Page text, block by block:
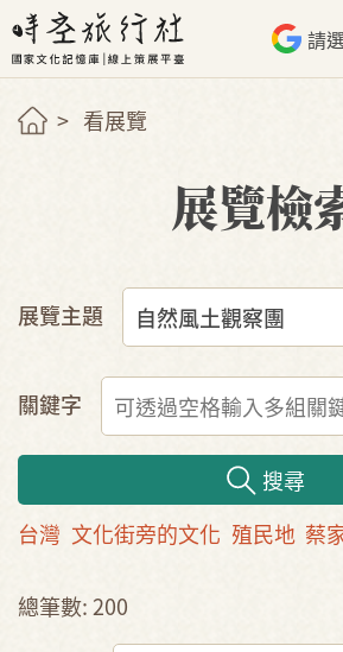
請
看展覽
展覽檢
展覽主題
關鍵字
搜尋
台灣 文化街旁的文化 殖民地 蔡
總筆數: 200